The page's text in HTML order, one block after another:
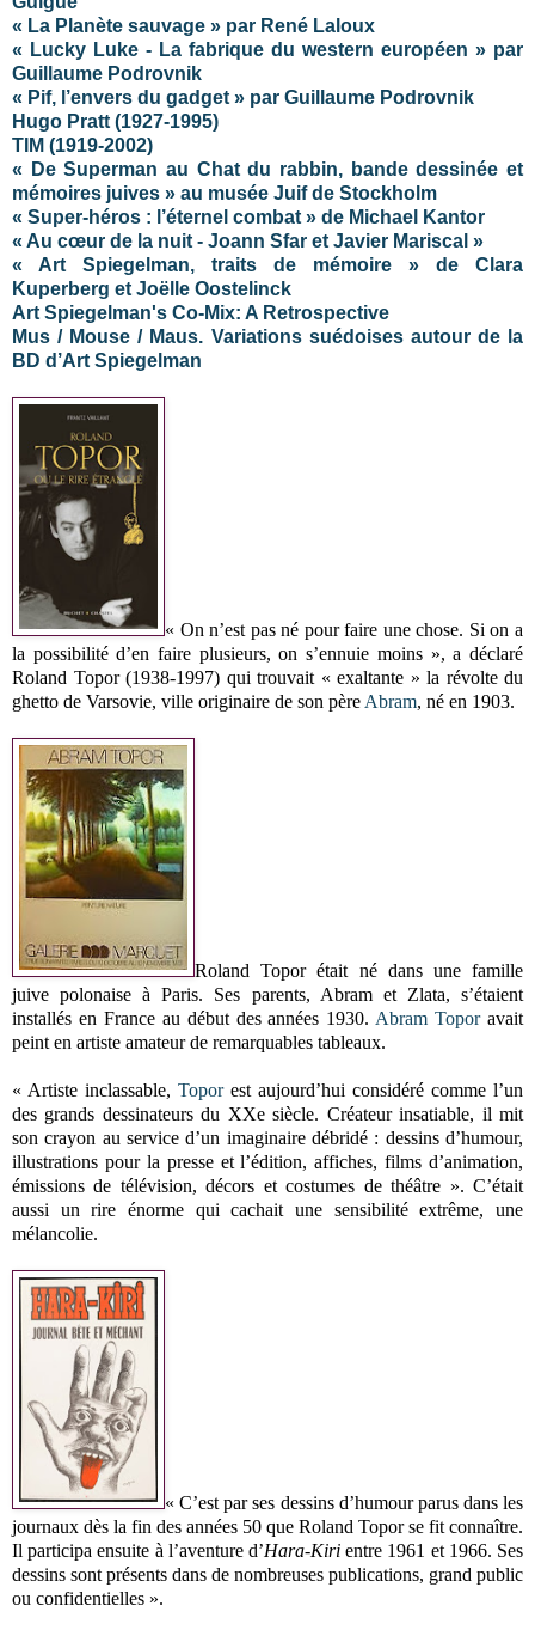
« La Planète sauvage » par René Laloux
« Lucky Luke - La fabrique du western européen » par
Guillaume Podrovnik
« Pif, l’envers du gadget » par Guillaume Podrovnik
Hugo Pratt (1927-1995)
TIM (1919-2002)
« De Superman au Chat du rabbin, bande dessinée et
mémoires juives » au musée Juif de Stockholm
« Super-héros : l’éternel combat » de Michael Kantor
« Au cœur de la nuit - Joann Sfar et Javier Mariscal »
« Art Spiegelman, traits de mémoire » de Clara
Kuperberg et Joëlle Oostelinck
Art Spiegelman's Co-Mix: A Retrospective
Mus / Mouse / Maus. Variations suédoises autour de la
BD d’Art Spiegelman
« On n’est pas né pour faire une chose. Si on a
la possibilité d’en faire plusieurs, on s’ennuie moins », a déclaré
Roland Topor (1938-1997) qui trouvait « exaltante » la révolte du
ghetto de Varsovie, ville originaire de son père Abram, né en 1903.
Roland Topor était né dans une famille
juive polonaise à Paris. Ses parents, Abram et Zlata, s’étaient
installés en France au début des années 1930. Abram Toporavait
peint en artiste amateur de remarquables tableaux.
« Artiste inclassable, Toporest aujourd’hui considéré comme l’un
des grands dessinateurs du XXe siècle. Créateur insatiable, il mit
son crayon au service d’un imaginaire débridé : dessins d’humour,
illustrations pour la presse et l’édition, affiches, films d’animation,
émissions de télévision, décors et costumes de théâtre ». C’était
aussi un rire énorme qui cachait une sensibilité extrême, une
mélancolie.
« C’est par ses dessins d’humour parus dans les
journaux dès la fin des années 50 que Roland Topor se fit connaître.
Il participa ensuite à l’aventure d’Hara-Kiri entre 1961 et 1966. Ses
dessins sont présents dans de nombreuses publications, grand public
ou confidentielles ».